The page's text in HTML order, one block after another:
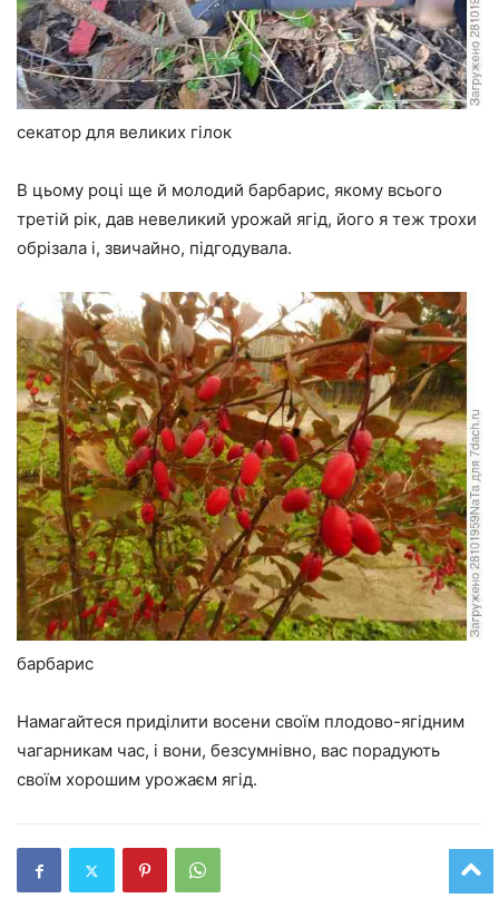
секатор для великих гілок
В цьому році ще й молодий барбарис, якому всього
третій рік, дав невеликий урожай ягід, його я теж трохи
обрізала і, звичайно, підгодувала.
барбарис
Намагайтеся приділити восени своїм плодово-ягідним
чагарникам час, і вони, безсумнівно, вас порадують
своїм хорошим урожаєм ягід.